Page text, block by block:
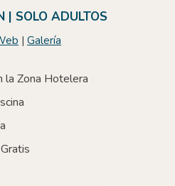
| SOLO ADULTOS
| Galería
la Zona Hotelera